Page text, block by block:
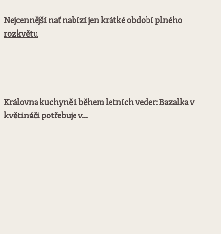
Nejcennější nať nabízí jen krátké období plného
rozkvětu
Královna kuchyně i během letních veder: Bazalka v
květináči potřebuje v...